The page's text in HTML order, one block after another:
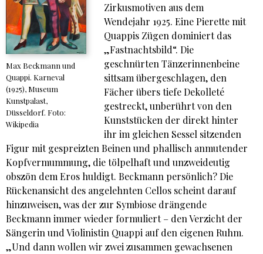
Max Beckmann und
Quappi. Karneval
(1925), Museum
Kunstpalast,
Düsseldorf. Foto:
Wikipedia
Zirkusmotiven aus dem
Wendejahr 1925. Eine Pierette mit
Quappis Zügen dominiert das
„Fastnachtsbild“. Die
geschnürten Tänzerinnenbeine
sittsam übergeschlagen, den
Fächer übers tiefe Dekolleté
gestreckt, unberührt von den
Kunststücken der direkt hinter
ihr im gleichen Sessel sitzenden
Figur mit gespreizten Beinen und phallisch anmutender
Kopfvermummung, die tölpelhaft und unzweideutig
obszön dem Eros huldigt. Beckmann persönlich? Die
Rückenansicht des angelehnten Cellos scheint darauf
hinzuweisen, was der zur Symbiose drängende
Beckmann immer wieder formuliert – den Verzicht der
Sängerin und Violinistin Quappi auf den eigenen Ruhm.
„Und dann wollen wir zwei zusammen gewachsenen